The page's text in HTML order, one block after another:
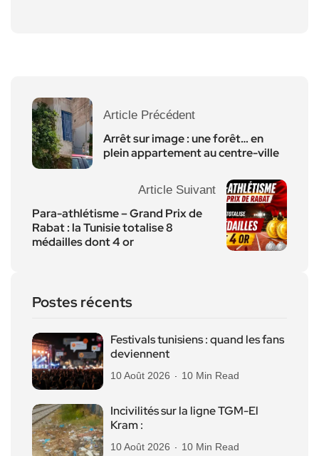
Article Précédent
Arrêt sur image : une forêt… en
plein appartement au centre-ville
Article Suivant
Para-athlétisme – Grand Prix de
Rabat : la Tunisie totalise 8
médailles dont 4 or
Postes récents
Festivals tunisiens : quand les fans
deviennent
10 Août 2026 10 Min Read
Incivilités sur la ligne TGM-El
Kram :
10 Août 2026 10 Min Read